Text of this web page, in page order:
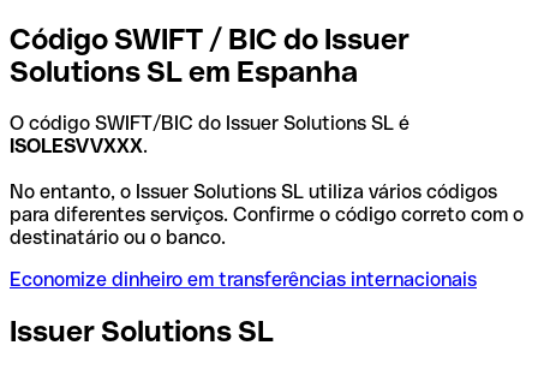
Código SWIFT / BIC do Issuer
Solutions SL em Espanha
O código SWIFT/BIC do Issuer Solutions SL é
ISOLESVVXXX.
No entanto, o Issuer Solutions SL utiliza vários códigos
para diferentes serviços. Confirme o código correto com o
destinatário ou o banco.
Economize dinheiro em transferências internacionais
Issuer Solutions SL